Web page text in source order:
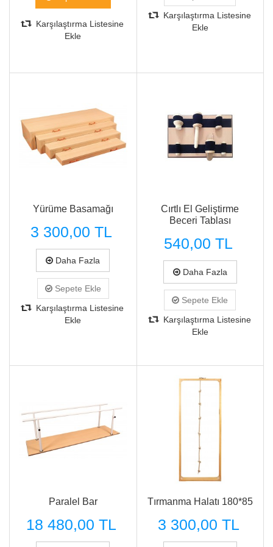
Karşılaştırma Listesine
Ekle
Karşılaştırma Listesine
Ekle
Yürüme Basamağı
3 300,00 TL
Daha Fazla
Sepete Ekle
Karşılaştırma Listesine
Ekle
Cırtlı El Geliştirme
Beceri Tablası
540,00 TL
Daha Fazla
Sepete Ekle
Karşılaştırma Listesine
Ekle
Paralel Bar
18 480,00 TL
Tırmanma Halatı 180*85
3 300,00 TL